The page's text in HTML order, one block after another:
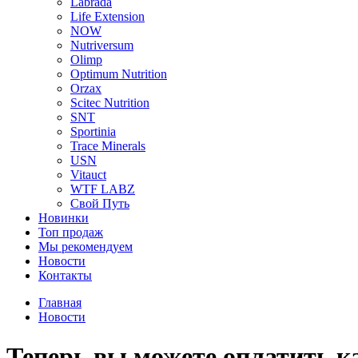
Life Extension
NOW
Nutriversum
Olimp
Optimum Nutrition
Orzax
Scitec Nutrition
SNT
Sportinia
Trace Minerals
USN
Vitauct
WTF LABZ
Свой Путь
Новинки
Топ продаж
Мы рекомендуем
Новости
Контакты
Главная
Новости